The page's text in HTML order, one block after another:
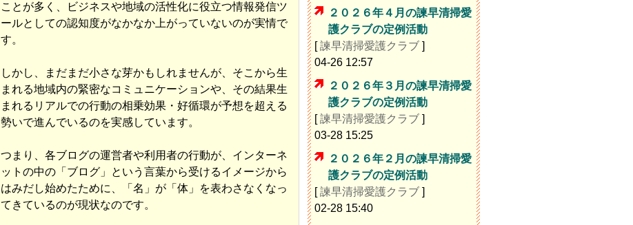
ことが多く、ビジネスや地域の活性化に役立つ情報発信ツ
ールとしての認知度がなかなか上がっていないのが実情で
す。
しかし、まだまだ小さな芽かもしれませんが、そこから生
まれる地域内の緊密なコミュニケーションや、その結果生
まれるリアルでの行動の相乗効果・好循環が予想を超える
勢いで進んでいるのを実感しています。
つまり、各ブログの運営者や利用者の行動が、インターネ
ットの中の「ブログ」という言葉から受けるイメージから
はみだし始めたために、「名」が「体」を表わさなくなっ
てきているのが現状なのです。
２０２６年４月の諫早清掃愛
護クラブの定例活動
[諫早清掃愛護クラブ ]
04-26 12:57
２０２６年３月の諫早清掃愛
護クラブの定例活動
[諫早清掃愛護クラブ ]
03-28 15:25
２０２６年２月の諫早清掃愛
護クラブの定例活動
[諫早清掃愛護クラブ ]
02-28 15:40